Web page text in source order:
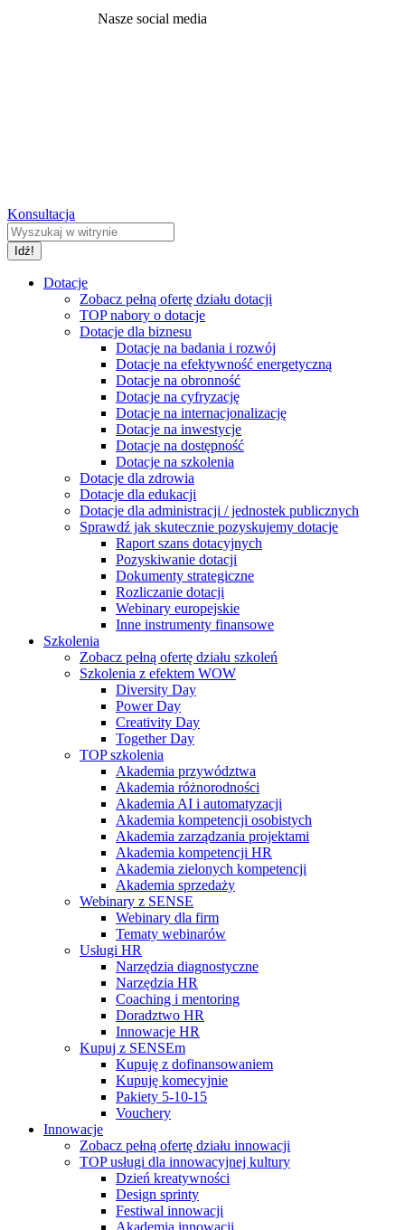
Nasze social media
Konsultacja
Dotacje
Zobacz pełną ofertę działu dotacji
TOP nabory o dotacje
Dotacje dla biznesu
Dotacje na badania i rozwój
Dotacje na efektywność energetyczną
Dotacje na obronność
Dotacje na cyfryzację
Dotacje na internacjonalizację
Dotacje na inwestycje
Dotacje na dostępność
Dotacje na szkolenia
Dotacje dla zdrowia
Dotacje dla edukacji
Dotacje dla administracji / jednostek publicznych
Sprawdź jak skutecznie pozyskujemy dotacje
Raport szans dotacyjnych
Pozyskiwanie dotacji
Dokumenty strategiczne
Rozliczanie dotacji
Webinary europejskie
Inne instrumenty finansowe
Szkolenia
Zobacz pełną ofertę działu szkoleń
Szkolenia z efektem WOW
Diversity Day
Power Day
Creativity Day
Together Day
TOP szkolenia
Akademia przywództwa
Akademia różnorodności
Akademia AI i automatyzacji
Akademia kompetencji osobistych
Akademia zarządzania projektami
Akademia kompetencji HR
Akademia zielonych kompetencji
Akademia sprzedaży
Webinary z SENSE
Webinary dla firm
Tematy webinarów
Usługi HR
Narzędzia diagnostyczne
Narzędzia HR
Coaching i mentoring
Doradztwo HR
Innowacje HR
Kupuj z SENSEm
Kupuję z dofinansowaniem
Kupuję komecyjnie
Pakiety 5-10-15
Vouchery
Innowacje
Zobacz pełną ofertę działu innowacji
TOP usługi dla innowacyjnej kultury
Dzień kreatywności
Design sprinty
Festiwal innowacji
Akademia innowacji